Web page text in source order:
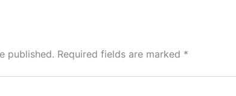
published. Required fields are marked *